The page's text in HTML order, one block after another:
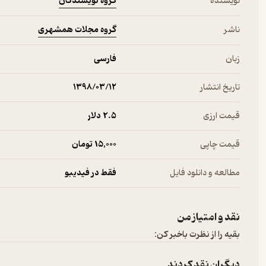
ناشر گروه مجلات همشهری
زبان فارسی
تاریخ انتشار ۱۳۹۸/۰۳/۱۲
قیمت ارزی 2.۵ دلار
قیمت چاپی 15,000 تومان
مطالعه و دانلود فایل فقط در فیدیبو
نقد و امتیاز من
بقیه را از نظرت باخبر کن: